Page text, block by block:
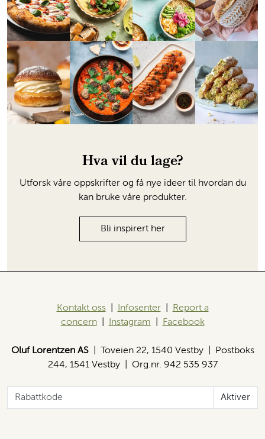
Hva vil du lage?
Utforsk våre oppskrifter og få nye ideer til hvordan du
kan bruke våre produkter.
Bli inspirert her
Kontakt oss| Infosenter| Report a
concern| Instagram Facebook
Oluf Lorentzen AS| Toveien 22, 1540 Vestby | Postboks
244, 1541 Vestby | Org.nr. 942 535 937
Aktiver